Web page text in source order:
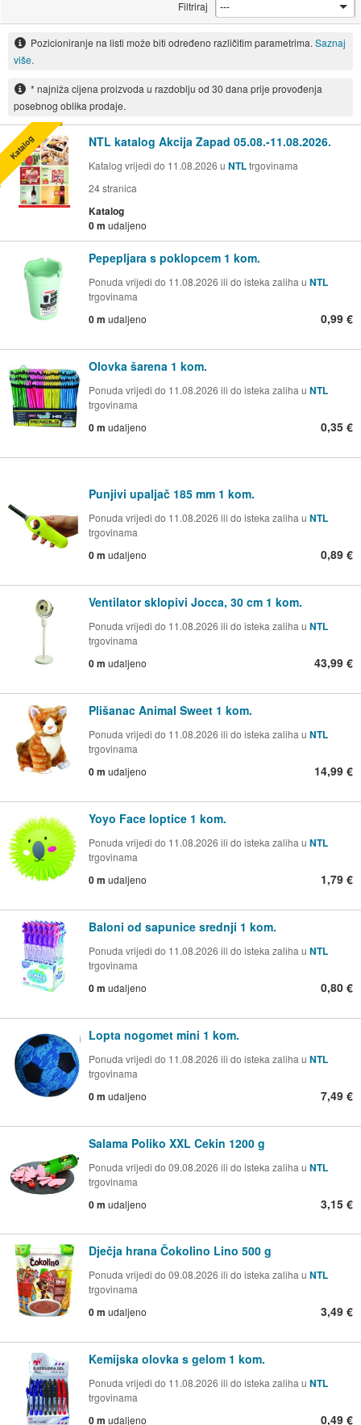
Filtriraj
Pozicioniranje na listi može biti određeno različitim parametrima. Saznaj
više.
* najniža cijena proizvoda u razdoblju od 30 dana prije provođenja
posebnog oblika prodaje.
NTL katalog Akcija Zapad 05.08.-11.08.2026.
Katalog vrijedi do 11.08.2026 u NTLtrgovinama
24stranica
Katalog
0 m udaljeno
Katalog
Pepepljara s poklopcem 1 kom.
Ponuda vrijedi do 11.08.2026 ili do isteka zaliha u NTL
trgovinama
0 m udaljeno 0,99 €
Olovka šarena 1 kom.
Ponuda vrijedi do 11.08.2026 ili do isteka zaliha u NTL
trgovinama
0 m udaljeno 0,35 €
Punjivi upaljač 185 mm 1 kom.
Ponuda vrijedi do 11.08.2026 ili do isteka zaliha u NTL
trgovinama
0 m udaljeno 0,89 €
Ventilator sklopivi Jocca, 30 cm 1 kom.
Ponuda vrijedi do 11.08.2026 ili do isteka zaliha u NTL
trgovinama
0 m udaljeno 43,99 €
Plišanac Animal Sweet 1 kom.
Ponuda vrijedi do 11.08.2026 ili do isteka zaliha u NTL
trgovinama
0 m udaljeno 14,99 €
Yoyo Face loptice 1 kom.
Ponuda vrijedi do 11.08.2026 ili do isteka zaliha u NTL
trgovinama
0 m udaljeno 1,79 €
Baloni od sapunice srednji 1 kom.
Ponuda vrijedi do 11.08.2026 ili do isteka zaliha u NTL
trgovinama
0 m udaljeno 0,80 €
Lopta nogomet mini 1 kom.
Ponuda vrijedi do 11.08.2026 ili do isteka zaliha u NTL
trgovinama
0 m udaljeno 7,49 €
Salama Poliko XXL Cekin 1200 g
Ponuda vrijedi do 09.08.2026 ili do isteka zaliha u NTL
trgovinama
0 m udaljeno 3,15 €
Dječja hrana Čokolino Lino 500 g
Ponuda vrijedi do 09.08.2026 ili do isteka zaliha u NTL
trgovinama
0 m udaljeno 3,49 €
Kemijska olovka s gelom 1 kom.
Ponuda vrijedi do 11.08.2026 ili do isteka zaliha u NTL
trgovinama
0 m udaljeno 0,49 €